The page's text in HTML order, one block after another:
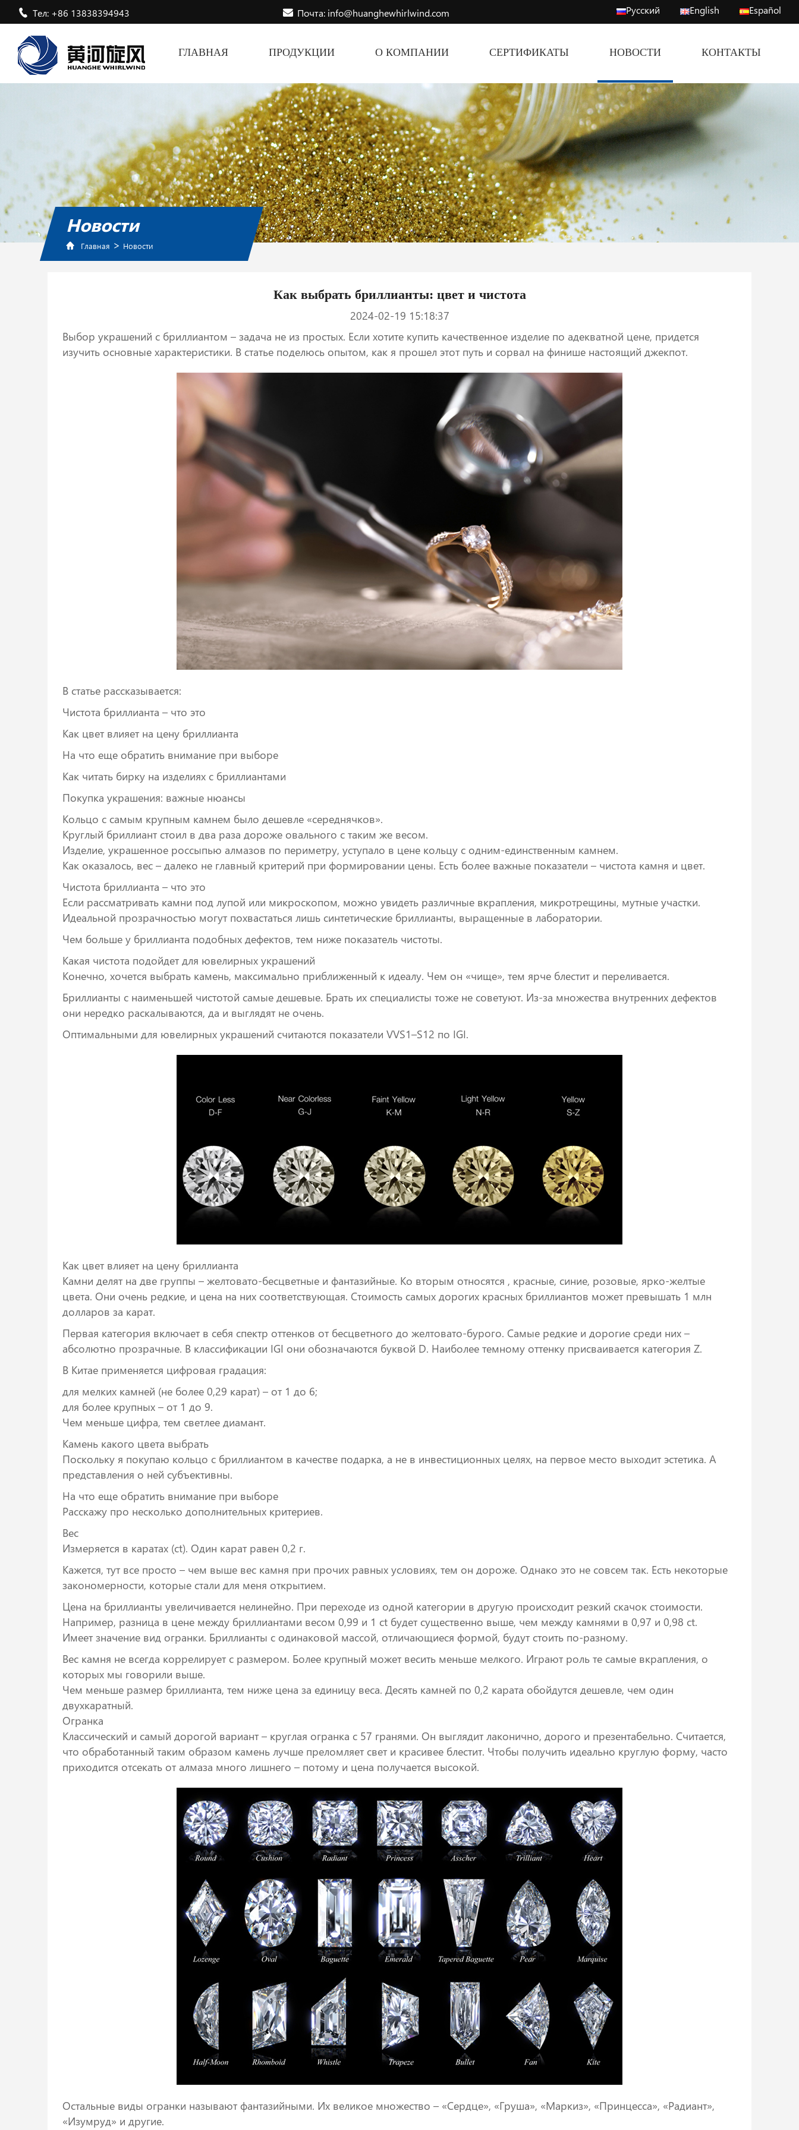
Тел: +86 13838394943 Почта: info@huanghewhirlwind.com Русский English Español
ГЛАВНАЯ ПРОДУКЦИИ О КОМПАНИИ СЕРТИФИКАТЫ НОВОСТИ КОНТАКТЫ
Новости
Главная > Новости
Как выбрать бриллианты: цвет и чистота
2024-02-19 15:18:37
Выбор украшений с бриллиантом – задача не из простых. Если хотите купить качественное изделие по адекватной цене, придется
изучить основные характеристики. В статье поделюсь опытом, как я прошел этот путь и сорвал на финише настоящий джекпот.
В статье рассказывается:
Чистота бриллианта – что это
Как цвет влияет на цену бриллианта
На что еще обратить внимание при выборе
Как читать бирку на изделиях с бриллиантами
Покупка украшения: важные нюансы
Кольцо с самым крупным камнем было дешевле «середнячков».
Круглый бриллиант стоил в два раза дороже овального с таким же весом.
Изделие, украшенное россыпью алмазов по периметру, уступало в цене кольцу с одним-единственным камнем.
Как оказалось, вес – далеко не главный критерий при формировании цены. Есть более важные показатели – чистота камня и цвет.
Чистота бриллианта – что это
Если рассматривать камни под лупой или микроскопом, можно увидеть различные вкрапления, микротрещины, мутные участки.
Идеальной прозрачностью могут похвастаться лишь синтетические бриллианты, выращенные в лаборатории.
Чем больше у бриллианта подобных дефектов, тем ниже показатель чистоты.
Какая чистота подойдет для ювелирных украшений
Конечно, хочется выбрать камень, максимально приближенный к идеалу. Чем он «чище», тем ярче блестит и переливается.
Бриллианты с наименьшей чистотой самые дешевые. Брать их специалисты тоже не советуют. Из-за множества внутренних дефектов
они нередко раскалываются, да и выглядят не очень.
Оптимальными для ювелирных украшений считаются показатели VVS1–S12 по IGI.
Как цвет влияет на цену бриллианта
Камни делят на две группы – желтовато-бесцветные и фантазийные. Ко вторым относятся , красные, синие, розовые, ярко-желтые
цвета. Они очень редкие, и цена на них соответствующая. Стоимость самых дорогих красных бриллиантов может превышать 1 млн
долларов за карат.
Первая категория включает в себя спектр оттенков от бесцветного до желтовато-бурого. Самые редкие и дорогие среди них –
абсолютно прозрачные. В классификации IGI они обозначаются буквой D. Наиболее темному оттенку присваивается категория Z.
В Китае применяется цифровая градация:
для мелких камней (не более 0,29 карат) – от 1 до 6;
для более крупных – от 1 до 9.
Чем меньше цифра, тем светлее диамант.
Камень какого цвета выбрать
Поскольку я покупаю кольцо с бриллиантом в качестве подарка, а не в инвестиционных целях, на первое место выходит эстетика. А
представления о ней субъективны.
На что еще обратить внимание при выборе
Расскажу про несколько дополнительных критериев.
Вес
Измеряется в каратах (ct). Один карат равен 0,2 г.
Кажется, тут все просто – чем выше вес камня при прочих равных условиях, тем он дороже. Однако это не совсем так. Есть некоторые
закономерности, которые стали для меня открытием.
Цена на бриллианты увеличивается нелинейно. При переходе из одной категории в другую происходит резкий скачок стоимости.
Например, разница в цене между бриллиантами весом 0,99 и 1 ct будет существенно выше, чем между камнями в 0,97 и 0,98 ct.
Имеет значение вид огранки. Бриллианты с одинаковой массой, отличающиеся формой, будут стоить по-разному.
Вес камня не всегда коррелирует с размером. Более крупный может весить меньше мелкого. Играют роль те самые вкрапления, о
которых мы говорили выше.
Чем меньше размер бриллианта, тем ниже цена за единицу веса. Десять камней по 0,2 карата обойдутся дешевле, чем один
двухкаратный.
Огранка
Классический и самый дорогой вариант – круглая огранка с 57 гранями. Он выглядит лаконично, дорого и презентабельно. Считается,
что обработанный таким образом камень лучше преломляет свет и красивее блестит. Чтобы получить идеально круглую форму, часто
приходится отсекать от алмаза много лишнего – потому и цена получается высокой.
Остальные виды огранки называют фантазийными. Их великое множество – «Сердце», «Груша», «Маркиз», «Принцесса», «Радиант»,
«Изумруд» и другие.